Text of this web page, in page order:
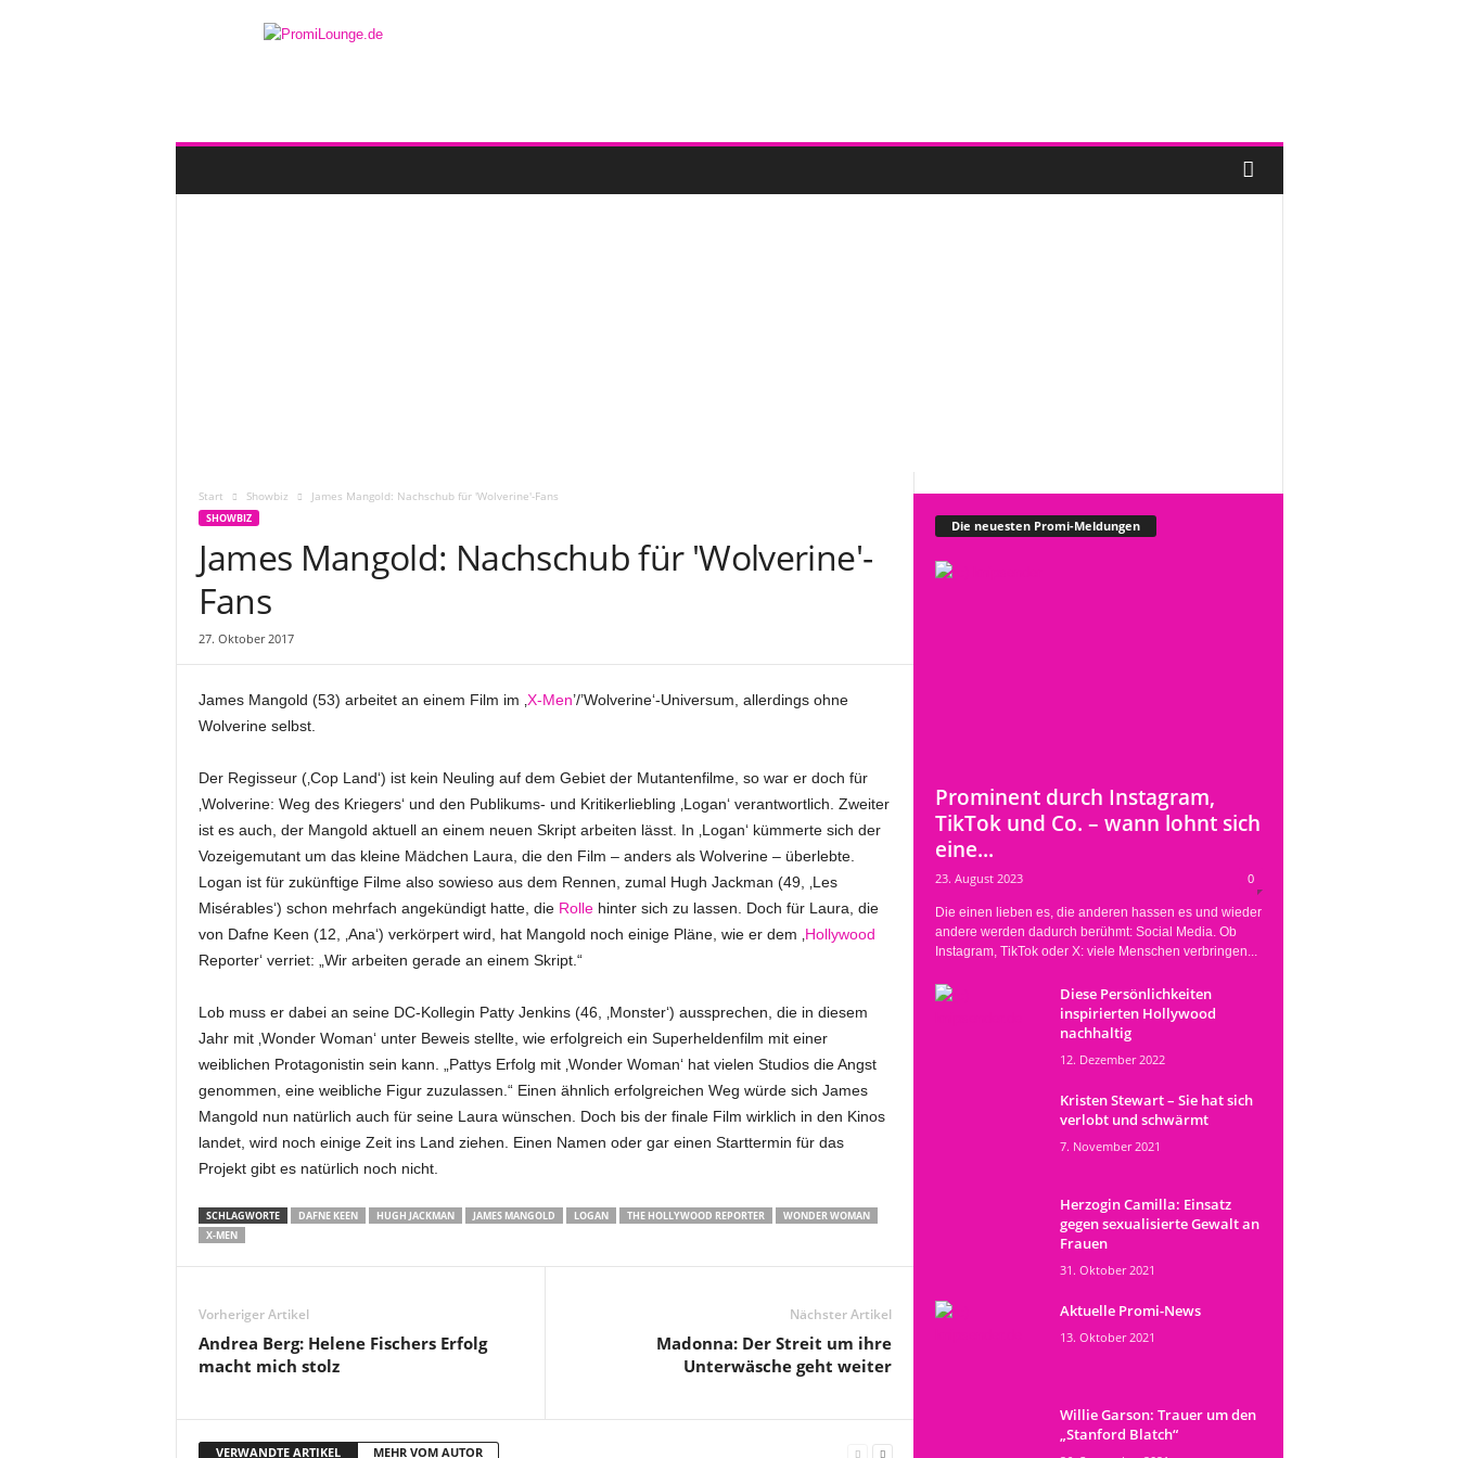
Start Showbiz James Mangold: Nachschub für 'Wolverine'-Fans
SHOWBIZ
James Mangold: Nachschub für 'Wolverine'-
Fans
27. Oktober 2017
James Mangold (53) arbeitet an einem Film im ‚ X-Men’/’Wolverine‘-Universum, allerdings ohne
Wolverine selbst.
Der Regisseur (‚Cop Land‘) ist kein Neuling auf dem Gebiet der Mutantenfilme, so war er doch für
‚Wolverine: Weg des Kriegers‘ und den Publikums- und Kritikerliebling ‚Logan‘ verantwortlich. Zweiter
ist es auch, der Mangold aktuell an einem neuen Skript arbeiten lässt. In ‚Logan‘ kümmerte sich der
Vozeigemutant um das kleine Mädchen Laura, die den Film – anders als Wolverine – überlebte.
Logan ist für zukünftige Filme also sowieso aus dem Rennen, zumal Hugh Jackman (49, ‚Les
Misérables‘) schon mehrfach angekündigt hatte, die Rollehinter sich zu lassen. Doch für Laura, die
von Dafne Keen (12, ‚Ana‘) verkörpert wird, hat Mangold noch einige Pläne, wie er dem ‚ Hollywood
Reporter‘ verriet: „Wir arbeiten gerade an einem Skript.“
Lob muss er dabei an seine DC-Kollegin Patty Jenkins (46, ‚Monster‘) aussprechen, die in diesem
Jahr mit ‚Wonder Woman‘ unter Beweis stellte, wie erfolgreich ein Superheldenfilm mit einer
weiblichen Protagonistin sein kann. „Pattys Erfolg mit ‚Wonder Woman‘ hat vielen Studios die Angst
genommen, eine weibliche Figur zuzulassen.“ Einen ähnlich erfolgreichen Weg würde sich James
Mangold nun natürlich auch für seine Laura wünschen. Doch bis der finale Film wirklich in den Kinos
landet, wird noch einige Zeit ins Land ziehen. Einen Namen oder gar einen Starttermin für das
Projekt gibt es natürlich noch nicht.
SCHLAGWORTE DAFNE KEEN HUGH JACKMAN JAMES MANGOLD LOGAN THE HOLLYWOOD REPORTER
WONDER WOMAN
X-MEN
Vorheriger Artikel
Andrea Berg: Helene Fischers Erfolg
macht mich stolz
Nächster Artikel
Madonna: Der Streit um ihre
Unterwäsche geht weiter
VERWANDTE ARTIKEL MEHR VOM AUTOR
Die neuesten Promi-Meldungen
Prominent durch Instagram,
TikTok und Co. – wann lohnt sich
eine...
23. August 2023 0
Die einen lieben es, die anderen hassen es und wieder
andere werden dadurch berühmt: Social Media. Ob
Instagram, TikTok oder X: viele Menschen verbringen...
Diese Persönlichkeiten
inspirierten Hollywood
nachhaltig
12. Dezember 2022
Kristen Stewart – Sie hat sich
verlobt und schwärmt
7. November 2021
Herzogin Camilla: Einsatz
gegen sexualisierte Gewalt an
Frauen
31. Oktober 2021
Aktuelle Promi-News
13. Oktober 2021
Willie Garson: Trauer um den
„Stanford Blatch“